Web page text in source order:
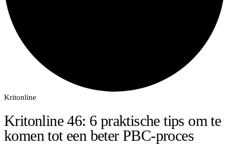
Kritonline
Kritonline 46: 6 praktische tips om te
komen tot een beter PBC-proces